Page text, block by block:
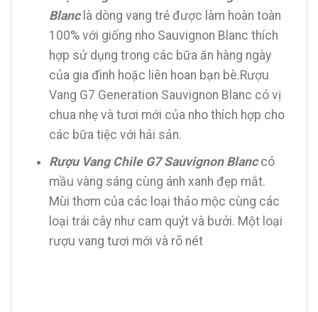
Blanclà dòng vang trẻ được làm hoàn toàn
100% với giống nho Sauvignon Blanc thích
hợp sử dụng trong các bữa ăn hàng ngày
của gia đình hoặc liên hoan bạn bè.Rượu
Vang G7 Generation Sauvignon Blanc có vị
chua nhẹ và tươi mới của nho thích hợp cho
các bữa tiệc với hải sản.
Rượu Vang Chile G7 Sauvignon Blanccó
mầu vàng sáng cùng ánh xanh đẹp mắt.
Mùi thơm của các loại thảo mộc cùng các
loại trái cây như cam quýt và bưởi. Một loại
rượu vang tươi mới và rõ nét